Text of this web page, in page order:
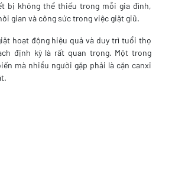
bị không thể thiếu trong mỗi gia đình,
gian và công sức trong việc giặt giũ.
hoạt động hiệu quả và duy trì tuổi thọ
định kỳ là rất quan trọng. Một trong
mà nhiều người gặp phải là cặn canxi